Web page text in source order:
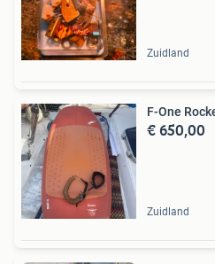
Zuidland
F-One
€ 650,00
Zuidland